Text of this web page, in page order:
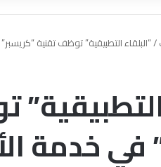
/“البلقاء التطبيقية” توظف تقنية
في خدمة